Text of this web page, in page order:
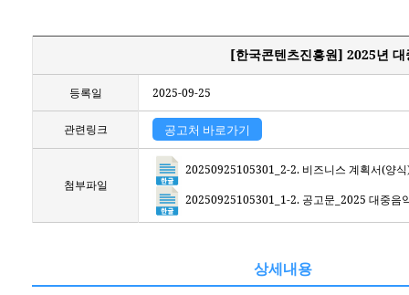
[한국콘텐츠진흥원] 2025년
등록일 2025-09-25
관련링크 공고처 바로가기
첨부파일
20250925105301_2-2. 비즈니스 계획서(양
20250925105301_1-2. 공고문_2025 대중음
상세내용